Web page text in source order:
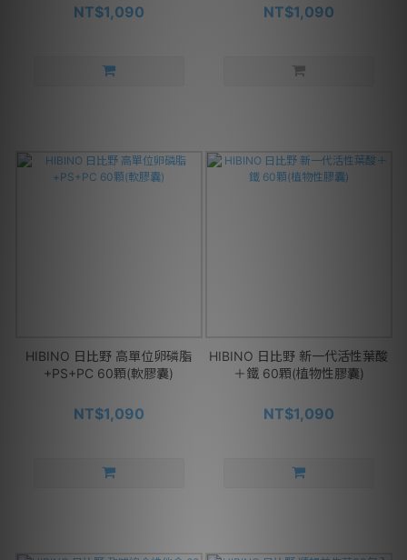
NT$1,090 NT$1,090
HIBINO 日比野 高單位卵磷脂
+PS+PC 60顆(軟膠囊)
NT$1,090
HIBINO 日比野 新一代活性葉酸
＋鐵 60顆(植物性膠囊)
NT$1,090